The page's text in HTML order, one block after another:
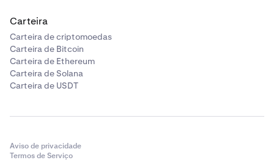
Carteira
Carteira de criptomoedas
Carteira de Bitcoin
Carteira de Ethereum
Carteira de Solana
Carteira de USDT
Aviso de privacidade
Termos de Serviço